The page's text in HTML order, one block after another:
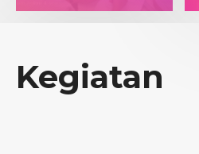
Kegiatan